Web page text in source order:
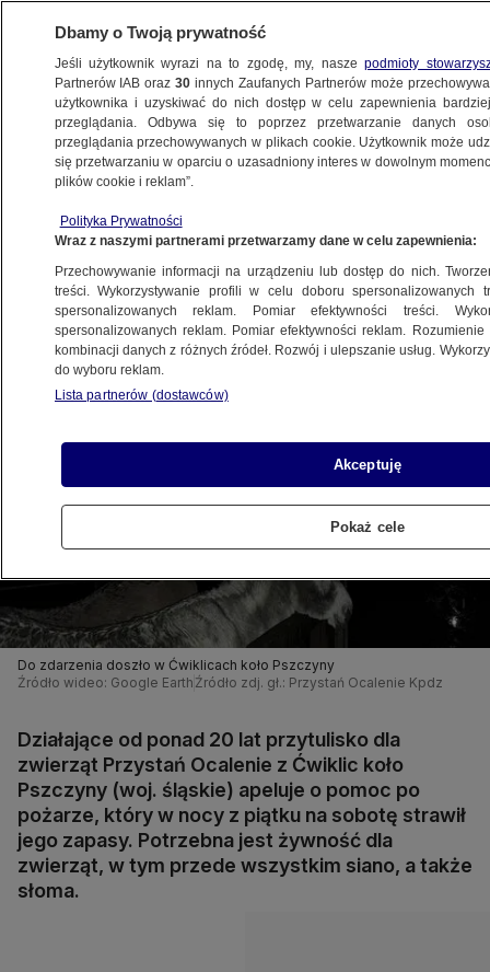
KATOWICE
zwierząt. Przytulisko prosi o pomoc
11.11.2023, 16:07
Udostępnij
Do zdarzenia doszło w Ćwiklicach koło Pszczyny
Źródło wideo: Google Earth Źródło zdj. gł.: Przystań Ocalenie Kpdz
Działające od ponad 20 lat przytulisko dla
zwierząt Przystań Ocalenie z Ćwiklic koło
Pszczyny (woj. śląskie) apeluje o pomoc po
pożarze, który w nocy z piątku na sobotę strawił
jego zapasy. Potrzebna jest żywność dla
zwierząt, w tym przede wszystkim siano, a także
słoma.
Dbamy o Twoją prywatność
Jeśli użytkownik wyrazi na to zgodę, my, naszepodmioty
Partnerów IAB oraz30 innych Zaufanych Partnerów może
użytkownika i uzyskiwać do nich dostęp w celu zapewnienia
przeglądania. Odbywa się to poprzez przetwarzanie danych
przeglądania przechowywanych w plikach cookie. Użytkownik może
się przetwarzaniu w oparciu o uzasadniony interes w dowolnym
plików cookie i reklam”.
Polityka Prywatności
Wraz z naszymi partnerami przetwarzamy dane w celu zapewnienia:
Przechowywanie informacji na urządzeniu lub dostęp do nich.
treści. Wykorzystywanie profili w celu doboru spersonalizowanych
spersonalizowanych reklam. Pomiar efektywności treści.
spersonalizowanych reklam. Pomiar efektywności reklam.
kombinacji danych z różnych źródeł. Rozwój i ulepszanie usług.
do wyboru reklam.
Lista partnerów (dostawców)
Akceptuję
Pokaż cele